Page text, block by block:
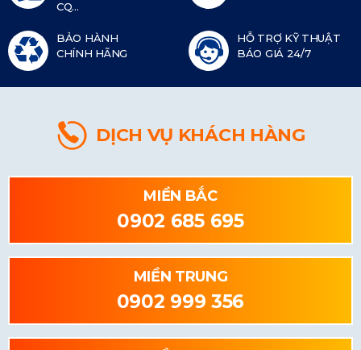
CQ...
BẢO HÀNH
CHÍNH HÃNG
HỖ TRỢ KỸ THUẬT
BÁO GIÁ 24/7
DỊCH VỤ KHÁCH HÀNG
MIỀN BẮC
0902 685 695
MIỀN TRUNG
0902 999 356